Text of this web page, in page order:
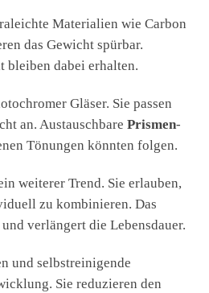
Materialien wie Carbon
das Gewicht spürbar.
bleiben dabei erhalten.
Gläser. Sie passen
an. Austauschbare Prismen-
Tönungen könnten folgen.
weiterer Trend. Sie erlauben,
zu kombinieren. Das
verlängert die Lebensdauer.
und selbstreinigende
Sie reduzieren den